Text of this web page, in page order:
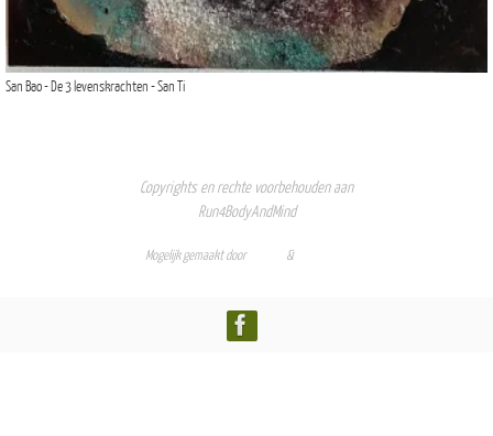
San Bao - De 3 levenskrachten - San Ti
Copyrights en rechte voorbehouden aan
Run4BodyAndMind
Mogelijk gemaakt door &